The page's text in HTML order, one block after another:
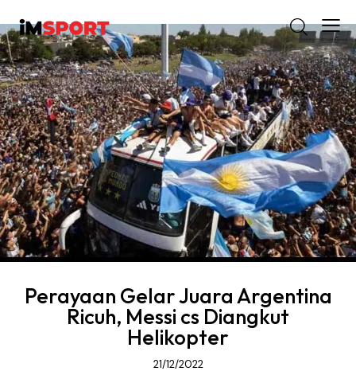
Perayaan Gelar Juara Argentina
Ricuh, Messi cs Diangkut
Helikopter
21/12/2022